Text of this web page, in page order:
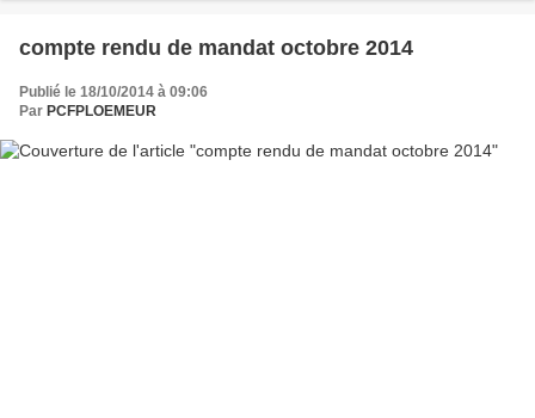
compte rendu de mandat octobre 2014
Publié le 18/10/2014 à 09:06
Par PCFPLOEMEUR